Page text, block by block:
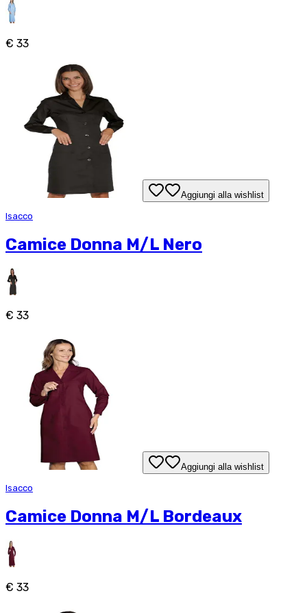
€ 33
Aggiungi alla wishlist
Isacco
Camice Donna M/L Nero
€ 33
Aggiungi alla wishlist
Isacco
Camice Donna M/L Bordeaux
€ 33